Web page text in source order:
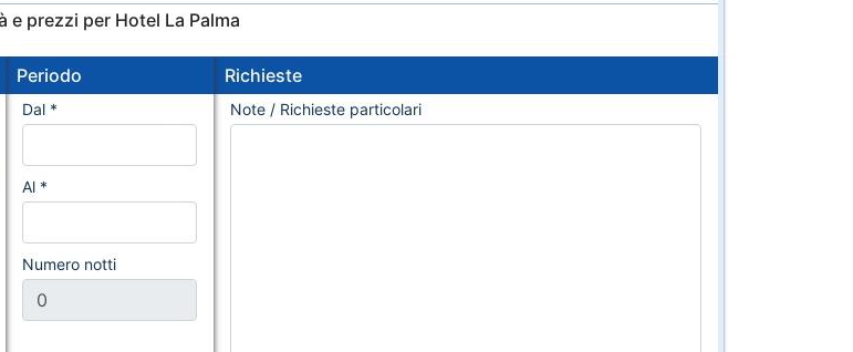
prezzi per Hotel La Palma
Periodo
Dal *
Al *
Numero notti
Richieste
Note / Richieste particolari